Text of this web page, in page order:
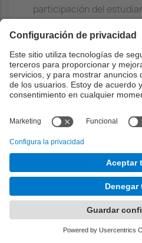
participación del
integrantes del equipo
del estudiante en la
Bibliografía
Básico
Software
-
McGraw Hill Higher
ISBN: 9781260548006